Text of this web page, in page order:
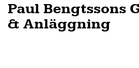
Paul Bengtssons
& Anläggning